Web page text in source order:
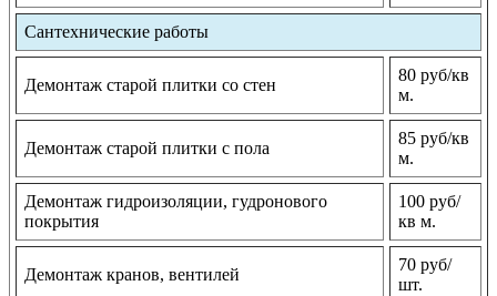
Сантехнические работы
Демонтаж старой плитки со стен
80 руб/кв
м.
Демонтаж старой плитки с пола
85 руб/кв
м.
Демонтаж гидроизоляции, гудронового
покрытия
100 руб/
кв м.
Демонтаж кранов, вентилей
70 руб/
шт.